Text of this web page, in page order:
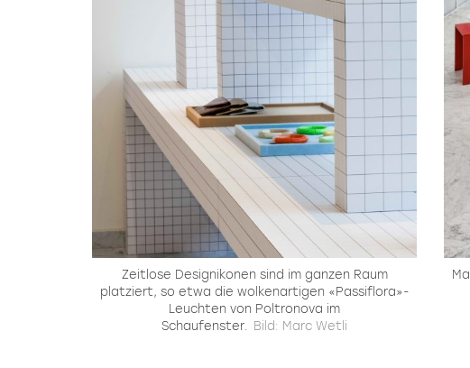
Zeitlose Designikonen sind im ganzen Raum
platziert, so etwa die wolkenartigen «Passiflora»-
Leuchten von Poltronova im
Schaufenster. Bild: Marc Wetli